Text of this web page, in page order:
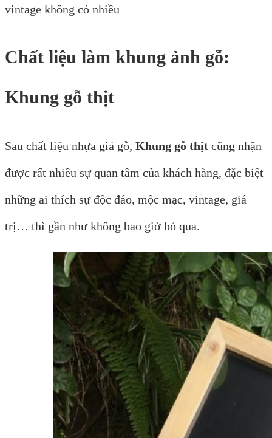
vintage không có nhiều
Chất liệu làm khung ảnh gỗ:
Khung gỗ thịt
Sau chất liệu nhựa giả gỗ, Khung gỗ thịt cũng nhận
được rất nhiều sự quan tâm của khách hàng, đặc biệt
những ai thích sự độc đáo, mộc mạc, vintage, giá
trị… thì gần như không bao giờ bỏ qua.